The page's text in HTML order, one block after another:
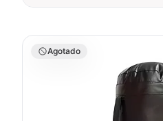
Saco De Boxeo 26 KG Cs fitness
Agotado